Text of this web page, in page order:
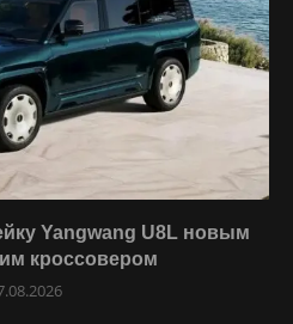
Yangwang U8L новым
кроссовером